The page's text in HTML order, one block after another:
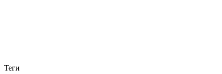
Теги